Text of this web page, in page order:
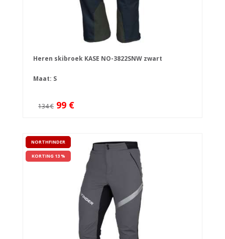
Heren skibroek KASE NO-3822SNW zwart
Maat: S
134 € 99 €
NORTHFINDER
KORTING 13 %